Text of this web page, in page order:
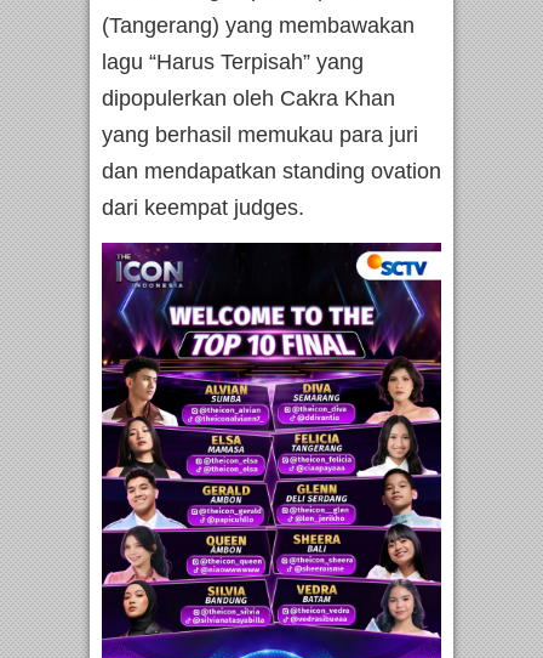
(Tangerang) yang membawakan
lagu “Harus Terpisah” yang
dipopulerkan oleh Cakra Khan
yang berhasil memukau para juri
dan mendapatkan standing ovation
dari keempat judges.